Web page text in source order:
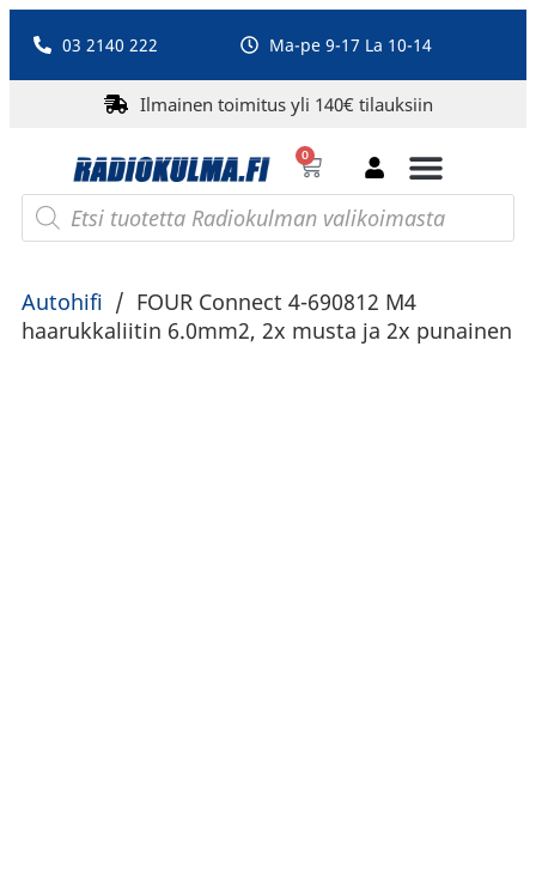
03 2140 222 Ma-pe 9-17 La 10-14
Ilmainen toimitus yli 140€ tilauksiin
0
Autohifi / FOUR Connect 4-690812 M4
haarukkaliitin 6.0mm2, 2x musta ja 2x punainen